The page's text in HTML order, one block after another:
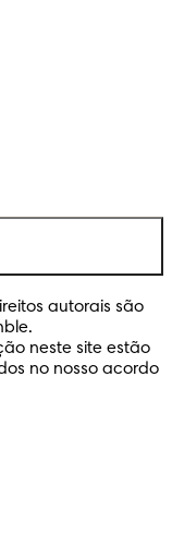
autorais são
neste site estão
no nosso acordo